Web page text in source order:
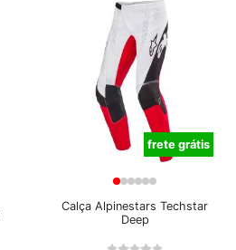
frete grátis
Calça Alpinestars Techstar
Deep